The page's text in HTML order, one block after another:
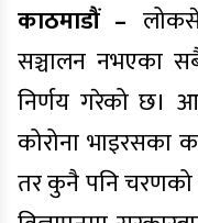
काठमाडौं –
सञ्चालन नभएका सबै
निर्णय गरेको छ।
कोरोना
तर कुनै पनि चरणको